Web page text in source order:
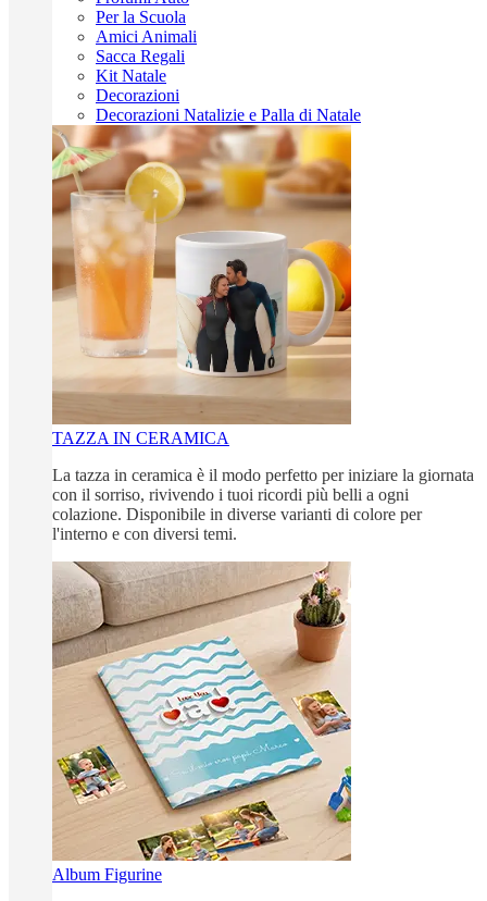
Per la Scuola
Amici Animali
Sacca Regali
Kit Natale
Decorazioni
Decorazioni Natalizie e Palla di Natale
TAZZA IN CERAMICA
La tazza in ceramica è il modo perfetto per iniziare la giornata
con il sorriso, rivivendo i tuoi ricordi più belli a ogni
colazione. Disponibile in diverse varianti di colore per
l'interno e con diversi temi.
Album Figurine